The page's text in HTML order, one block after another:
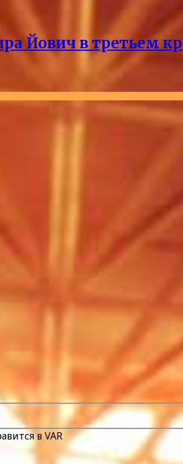
Йович в третьем
в VAR